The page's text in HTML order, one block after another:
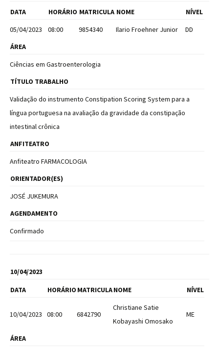
DATA HORÁRIO MATRICULA NOME
NÍVEL
05/04/2023
08:00 9854340 Ilario Froehner Junior
DD
ÁREA
Ciências em Gastroenterologia
TÍTULO TRABALHO
Validação do instrumento Constipation Scoring System para a
língua portuguesa na avaliação da gravidade da constipação
intestinal crônica
ANFITEATRO
Anfiteatro FARMACOLOGIA
ORIENTADOR(ES)
JOSÉ JUKEMURA
AGENDAMENTO
Confirmado
10/04/2023
DATA HORÁRIO MATRICULANOME NÍVEL
10/04/2023 08:00 6842790
Christiane Satie
Kobayashi Omosako
ME
ÁREA